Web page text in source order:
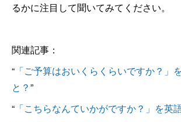
るかに注目して聞いてみてください。
関連記事：
“ 「ご予算はおいくらくらいですか？」
と？”
“ 「こちらなんていかがですか？」を英